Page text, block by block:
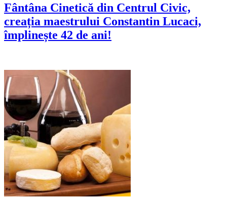
Fântâna Cinetică din Centrul Civic,
creația maestrului Constantin Lucaci,
împlinește 42 de ani!